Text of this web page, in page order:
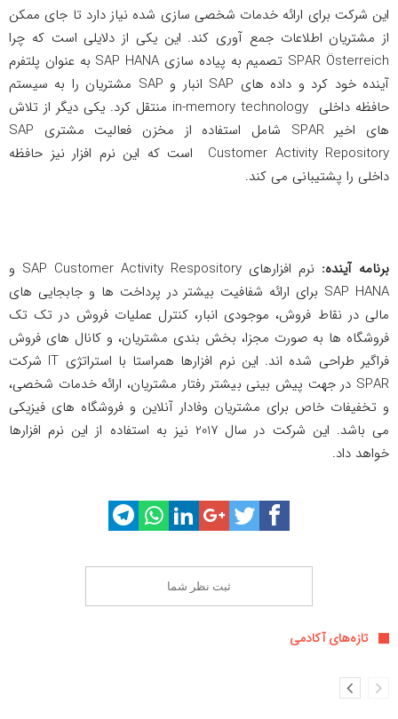
این شرکت برای ارائه خدمات شخصی سازی شده نیاز دارد تا جای ممکن
از مشتریان اطلاعات جمع آوری کند. این یکی از دلایلی است که چرا
SPAR Österreich تصمیم به پیاده سازی SAP HANA به عنوان پلتفرم
آینده خود کرد و داده های SAP انبار و SAP مشتریان را به سیستم
حافظه داخلی in-memory technology منتقل کرد. یکی دیگر از تلاش
های اخیر SPAR شامل استفاده از مخزن فعالیت مشتری SAP
Customer Activity Repository است که این نرم افزار نیز حافظه
داخلی را پشتیبانی می کند.
برنامه آینده:
نرم افزارهای SAP Customer Activity Respository و
SAP HANA برای ارائه شفافیت بیشتر در پرداخت ها و جابجایی های
مالی در نقاط فروش، موجودی انبار، کنترل عملیات فروش در تک تک
فروشگاه ها به صورت مجزا، بخش بندی مشتریان، و کانال های فروش
فراگیر طراحی شده اند. این نرم افزارها همراستا با استراتژی IT شرکت
SPAR در جهت پیش بینی بیشتر رفتار مشتریان، ارائه خدمات شخصی،
و تخفیفات خاص برای مشتریان وفادار آنلاین و فروشگاه های فیزیکی
می باشد. این شرکت در سال 2017 نیز به استفاده از این نرم افزارها
خواهد داد.
ثبت نظر شما
تازه‌های آکادمی